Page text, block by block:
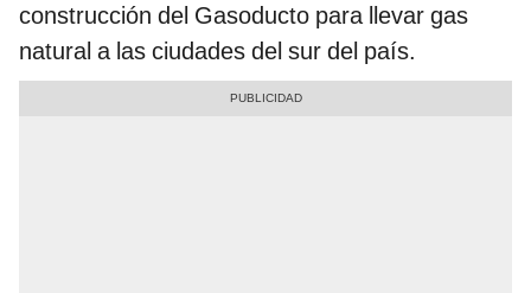
construcción del Gasoducto para llevar gas
natural a las ciudades del sur del país.